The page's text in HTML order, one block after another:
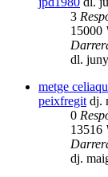
3
15000
dl.
metge
peixfregit dj.
0
13516
dj.